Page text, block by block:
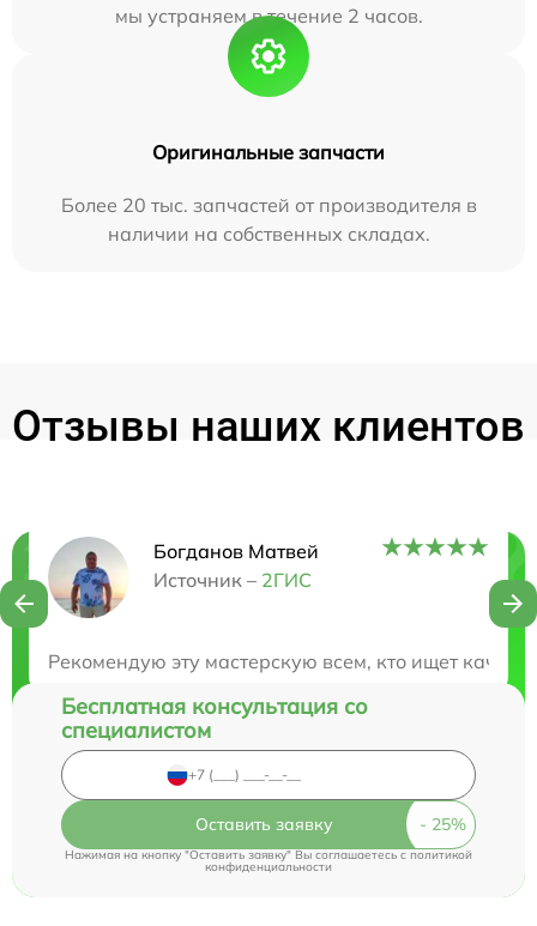
мы устраняем в течение 2 часов.
Оригинальные запчасти
Более 20 тыс. запчастей от производителя в
наличии на собственных складах.
Отзывы наших клиентов
Богданов Матвей
Источник – 2ГИС
Рекомендую эту мастерскую всем, кто ищет
Нужна консультация?
Бесплатная консультация со
специалистом
Оставить заявку
Нажимая на кнопку "Оставить заявку" Вы соглашаетесь cполитикой
конфиденциальности